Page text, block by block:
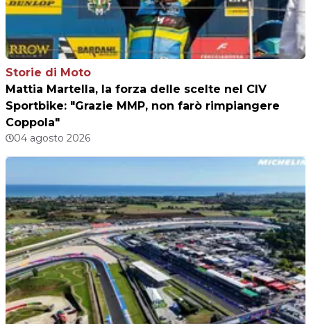
Storie di Moto
Mattia Martella, la forza delle scelte nel CIV
Sportbike: "Grazie MMP, non farò rimpiangere
Coppola"
04 agosto 2026